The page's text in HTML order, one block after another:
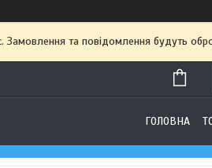
Замовлення та повідомлення будуть
ГОЛОВНА